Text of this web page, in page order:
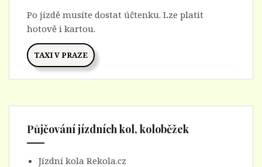
Po jízdě musíte dostat účtenku. Lze platit
hotově i kartou.
TAXI V PRAZE
Půjčování jízdních kol, koloběžek
Jízdní kola Rekola.cz